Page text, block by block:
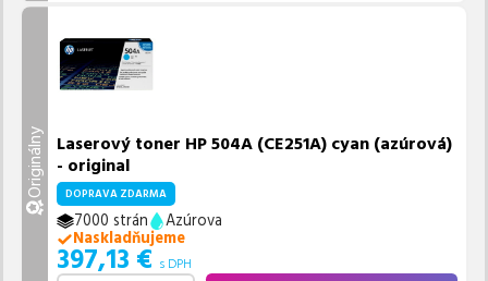
Originálny Laserový toner HP 504A (CE251A) cyan (azúrová)
- original
DOPRAVA ZDARMA
7000 strán
Azúrova
Naskladňujeme
397,13 € s DPH